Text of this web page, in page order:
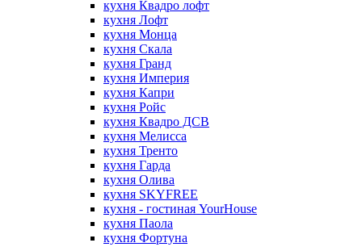
кухня Квадро лофт
кухня Лофт
кухня Монца
кухня Скала
кухня Гранд
кухня Империя
кухня Капри
кухня Ройс
кухня Квадро ДСВ
кухня Мелисса
кухня Тренто
кухня Гарда
кухня Олива
кухня SKYFREE
кухня - гостиная YourHouse
кухня Паола
кухня Фортуна